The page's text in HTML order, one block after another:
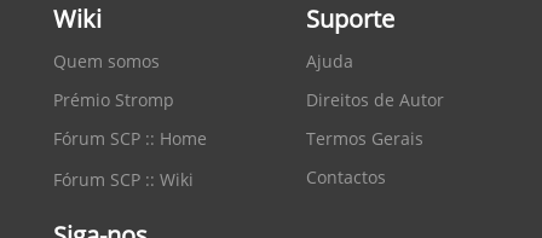
Wiki
Quem somos
Prémio Stromp
Fórum SCP :: Home
Fórum SCP :: Wiki
Suporte
Ajuda
Direitos de Autor
Termos Gerais
Contactos